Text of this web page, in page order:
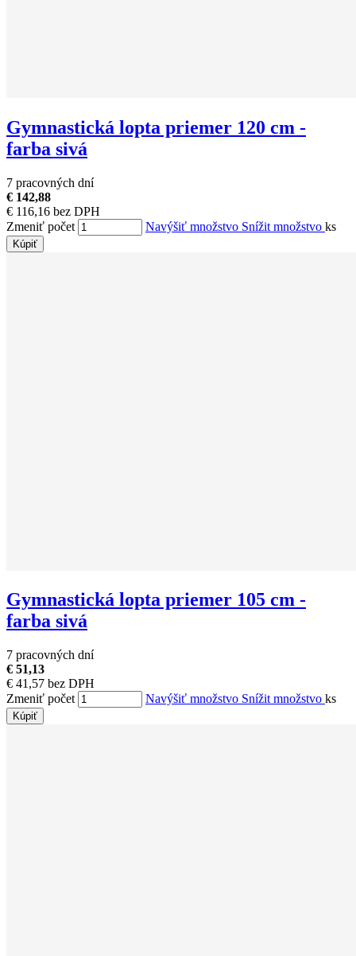
Gymnastická lopta priemer 120 cm -
farba sivá
7 pracovných dní
€ 142,88
€ 116,16 bez DPH
Zmeniť počet
Navýšiť množstvo Snížit množstvo ks
Kúpiť
Gymnastická lopta priemer 105 cm -
farba sivá
7 pracovných dní
€ 51,13
€ 41,57 bez DPH
Zmeniť počet
Navýšiť množstvo Snížit množstvo ks
Kúpiť